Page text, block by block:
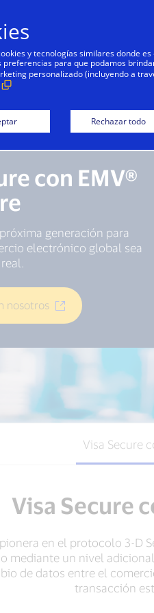
con EMV®
generación para
electrónico global sea
nosotros
Visa Secure
Visa Secure
en el protocolo 3-D
mediante un nivel
de datos entre el
transacción
y tecnologías similares donde
preferencias para que podamos
personalizado (incluyendo a
Rechazar todo